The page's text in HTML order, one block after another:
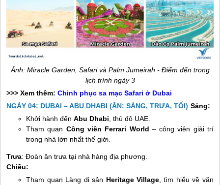
Ảnh: Miracle Garden, Safari và Palm Jumeirah - Điểm đến trong
lịch trình ngày 3
>>> Xem thêm: Chinh phục sa mạc Safari ở Dubai
NGÀY 04: DUBAI – ABU DHABI (ĂN: SÁNG, TRƯA, TỐI) Sáng:
Khởi hành đếnAbu Dhabi , thủ đô UAE.
Tham quan Công viên Ferrari World – công viên giải trí
trong nhà lớn nhất thế giới.
Trưa: Đoàn ăn trưa tại nhà hàng địa phương.
Chiều:
Tham quan Làng di sản Heritage Village, tìm hiểu về văn